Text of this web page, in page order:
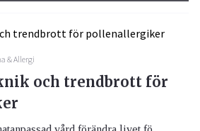
& Allergi
och trendbrott för